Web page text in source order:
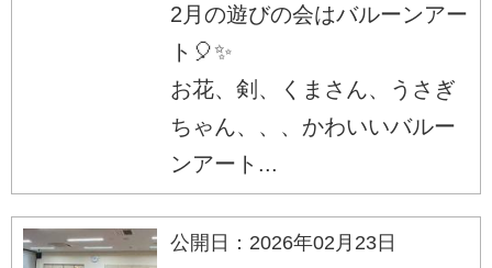
2月の遊びの会はバルーンアー
ト🎈✨️
お花、剣、くまさん、うさぎ
ちゃん、、、かわいいバルー
ンアート...
公開日：2026年02月23日